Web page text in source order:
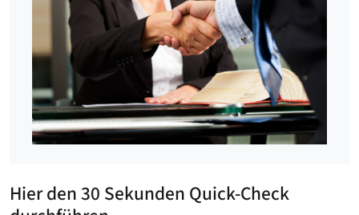
Hier den 30 Sekunden Quick-Check